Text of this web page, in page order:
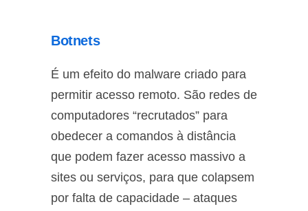
Botnets
É um efeito do malware criado para
permitir acesso remoto. São redes de
computadores “recrutados” para
obedecer a comandos à distância
que podem fazer acesso massivo a
sites ou serviços, para que colapsem
por falta de capacidade – ataques